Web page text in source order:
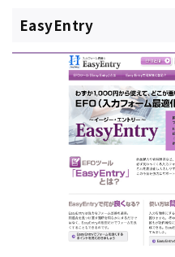
EasyEntry